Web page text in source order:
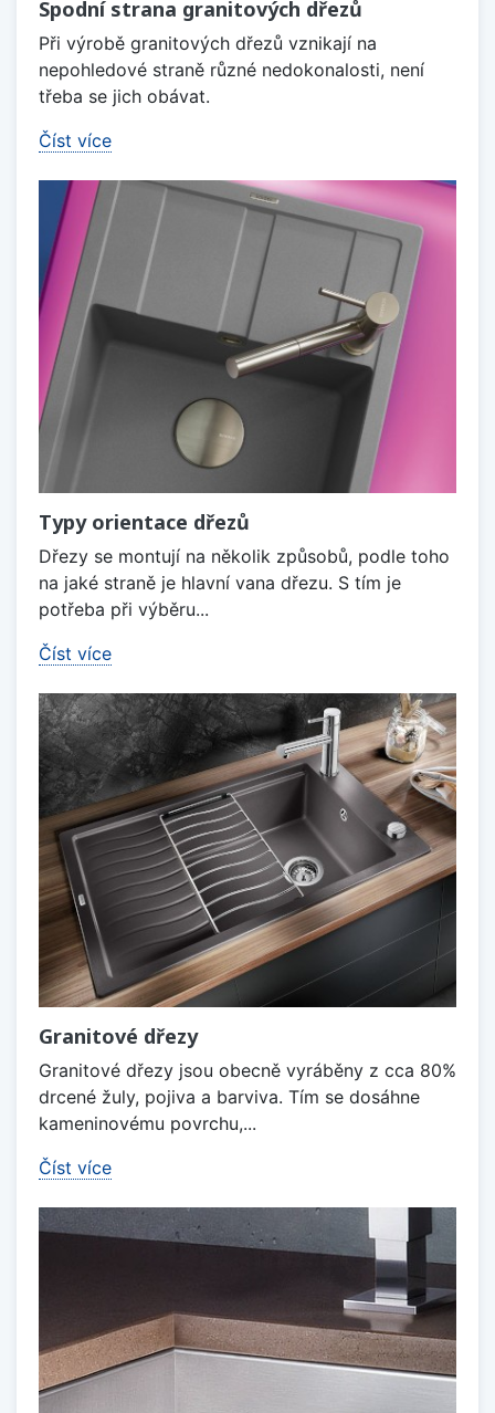
Spodní strana granitových dřezů
Při výrobě granitových dřezů vznikají na
nepohledové straně různé nedokonalosti, není
třeba se jich obávat.
Číst více
Typy orientace dřezů
Dřezy se montují na několik způsobů, podle toho
na jaké straně je hlavní vana dřezu. S tím je
potřeba při výběru...
Číst více
Granitové dřezy
Granitové dřezy jsou obecně vyráběny z cca 80%
drcené žuly, pojiva a barviva. Tím se dosáhne
kameninovému povrchu,...
Číst více